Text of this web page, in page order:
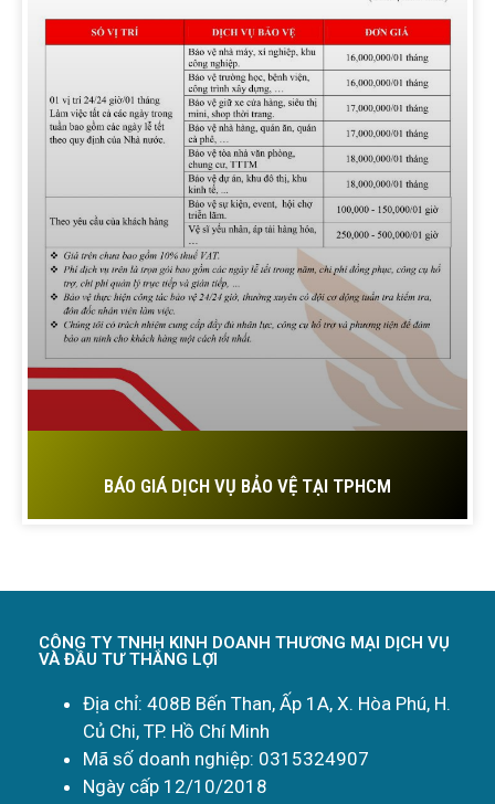
BÁO GIÁ DỊCH VỤ BẢO VỆ TẠI TPHCM
CÔNG TY TNHH KINH DOANH THƯƠNG MẠI DỊCH VỤ
VÀ ĐẦU TƯ THẮNG LỢI
Địa chỉ: 408B Bến Than, Ấp 1A, X. Hòa Phú, H.
Củ Chi, TP. Hồ Chí Minh
Mã số doanh nghiệp: 0315324907
Ngày cấp 12/10/2018